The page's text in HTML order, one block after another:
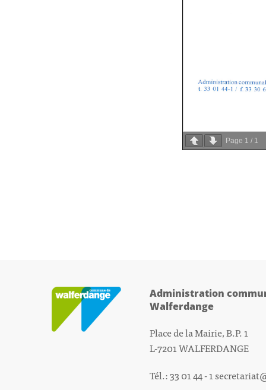
Page 1 / 1
Administration
Walferdange
Place de la Mairie, B.P. 1
L-7201 WALFERDANGE
Tél.: 33 01 44 - 1